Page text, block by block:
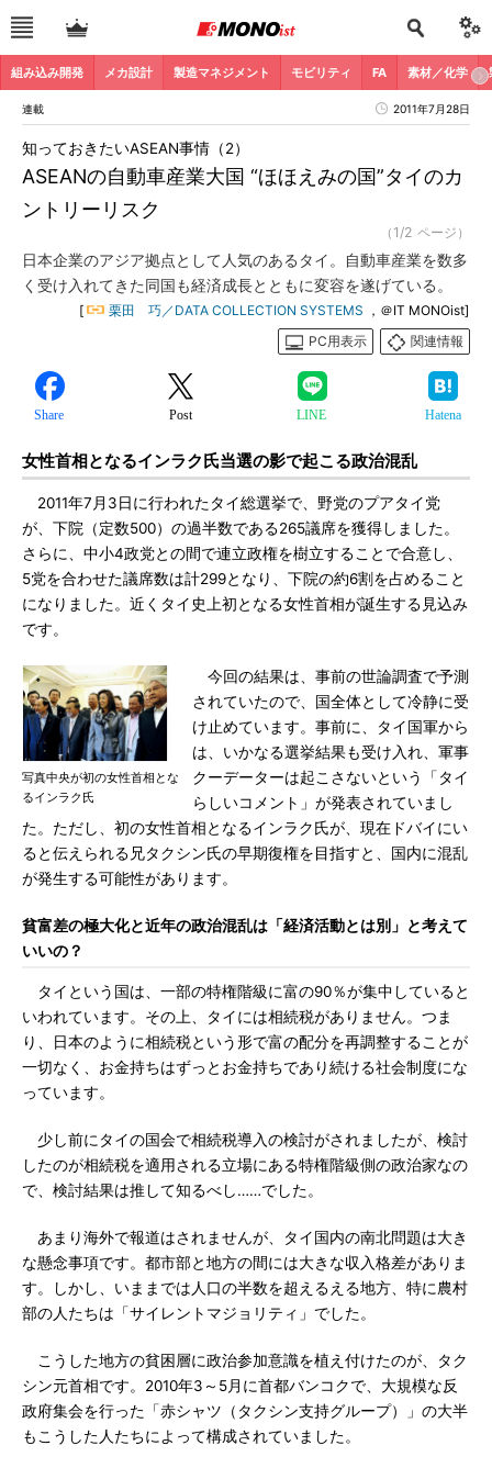
組み込み開発 メカ設計 製造マネジメント モビリティ FA 素材／化学
連載 2011年7月28日
ASEANの自動車産業大国 “ほほえみの国”タイのカ
ントリーリスク
知っておきたいASEAN事情（2）
（1/2 ページ）
日本企業のアジア拠点として人気のあるタイ。自動車産業を数多
く受け入れてきた同国も経済成長とともに変容を遂げている。
[ 栗田 巧／DATA COLLECTION SYSTEMS ，＠IT MONOist]
PC用表示
関連情報
Share Post LINE Hatena
女性首相となるインラク氏当選の影で起こる政治混乱
2011年7月3日に行われたタイ総選挙で、野党のプアタイ党
が、下院（定数500）の過半数である265議席を獲得しました。
さらに、中小4政党との間で連立政権を樹立することで合意し、
5党を合わせた議席数は計299となり、下院の約6割を占めること
になりました。近くタイ史上初となる女性首相が誕生する見込み
です。
写真中央が初の女性首相とな
るインラク氏
今回の結果は、事前の世論調査で予測
されていたので、国全体として冷静に受
け止めています。事前に、タイ国軍から
は、いかなる選挙結果も受け入れ、軍事
クーデーターは起こさないという「タイ
らしいコメント」が発表されていまし
た。ただし、初の女性首相となるインラク氏が、現在ドバイにい
ると伝えられる兄タクシン氏の早期復権を目指すと、国内に混乱
が発生する可能性があります。
貧富差の極大化と近年の政治混乱は「経済活動とは別」と考えて
いいの？
タイという国は、一部の特権階級に富の90％が集中していると
いわれています。その上、タイには相続税がありません。つま
り、日本のように相続税という形で富の配分を再調整することが
一切なく、お金持ちはずっとお金持ちであり続ける社会制度にな
っています。
少し前にタイの国会で相続税導入の検討がされましたが、検討
したのが相続税を適用される立場にある特権階級側の政治家なの
で、検討結果は推して知るべし……でした。
あまり海外で報道はされませんが、タイ国内の南北問題は大き
な懸念事項です。都市部と地方の間には大きな収入格差がありま
す。しかし、いままでは人口の半数を超えるえる地方、特に農村
部の人たちは「サイレントマジョリティ」でした。
こうした地方の貧困層に政治参加意識を植え付けたのが、タク
シン元首相です。2010年3～5月に首都バンコクで、大規模な反
政府集会を行った「赤シャツ（タクシン支持グループ）」の大半
もこうした人たちによって構成されていました。